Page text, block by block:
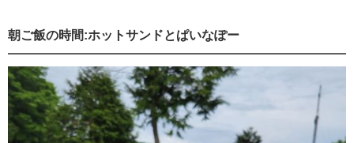
朝ご飯の時間:ホットサンドとぱいなぽー